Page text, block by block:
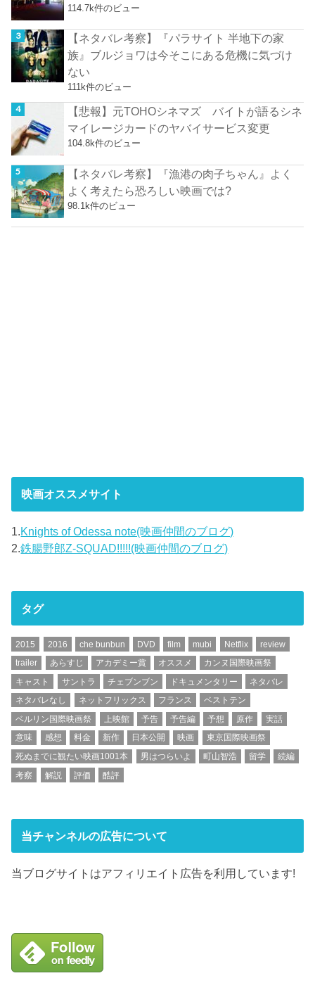
114.7k件のビュー
【ネタバレ考察】『パラサイト 半地下の家
族』ブルジョワは今そこにある危機に気づけ
ない
111k件のビュー
【悲報】元TOHOシネマズ バイトが語るシネ
マイレージカードのヤバイサービス変更
104.8k件のビュー
【ネタバレ考察】『漁港の肉子ちゃん』よく
よく考えたら恐ろしい映画では?
98.1k件のビュー
映画オススメサイト
1.Knights of Odessa note(映画仲間のブログ)
2.鉄腸野郎Z-SQUAD!!!!!(映画仲間のブログ)
タグ
2015 2016 che bunbun DVD film mubi Netflix
review
trailer
あらすじ アカデミー賞 オススメ
カンヌ国際映画祭
キャスト
サントラ チェブンブン ドキュメンタリー
ネタバレ
ネタバレなし
ネットフリックス フランス
ベストテン
ベルリン国際映画祭
上映館 予告 予告編 予想 原作
実話
意味
感想 料金 新作 日本公開 映画
東京国際映画祭
死ぬまでに観たい映画1001本
男はつらいよ 町山智浩 留学
続編
考察
解説 評価 酷評
当チャンネルの広告について
当ブログサイトはアフィリエイト広告を利用しています!